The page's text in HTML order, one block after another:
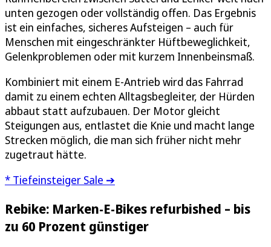
unten gezogen oder vollständig offen. Das Ergebnis
ist ein einfaches, sicheres Aufsteigen – auch für
Menschen mit eingeschränkter Hüftbeweglichkeit,
Gelenkproblemen oder mit kurzem Innenbeinsmaß.
Kombiniert mit einem E-Antrieb wird das Fahrrad
damit zu einem echten Alltagsbegleiter, der Hürden
abbaut statt aufzubauen. Der Motor gleicht
Steigungen aus, entlastet die Knie und macht lange
Strecken möglich, die man sich früher nicht mehr
zugetraut hätte.
* Tiefeinsteiger Sale ➔
Rebike: Marken-E-Bikes refurbished – bis
zu 60 Prozent günstiger